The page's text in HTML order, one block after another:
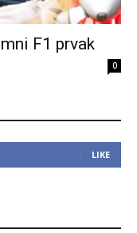
F1 prvak
0
LIKE